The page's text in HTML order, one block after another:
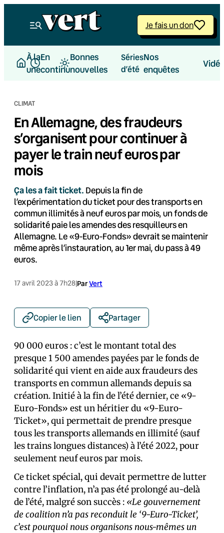
Je fais un don
À la
une
En
continu
Bonnes
nouvelles
Séries
d’été
Nos
enquêtes
CLIMAT
En Allemagne, des fraudeurs
s’organisent pour continuer à
payer le train neuf euros par
mois
Ça les a fait ticket. Depuis la fin de
l’expérimentation du ticket pour des transports en
commun illimités à neuf euros par mois, un fonds de
solidarité paie les amendes des resquilleurs en
Allemagne. Le «9-Euro-Fonds» devrait se maintenir
même après l’instauration, au 1er mai, du pass à 49
euros.
17 avril 2023 à 7h28|ParVert
Copier le lien Partager
90 000 euros : c’est le montant total des
presque 1 500 amendes payées par le fonds de
solidarité qui vient en aide aux fraudeurs des
transports en commun allemands depuis sa
création. Initié à la fin de l’été dernier, ce «9-
Euro-Fonds» est un héritier du «9-Euro-
Ticket», qui permettait de prendre presque
tous les transports allemands en illimité (sauf
les trains longues distances) à l’été 2022, pour
seulement neuf euros par mois.
Ce ticket spécial, qui devait permettre de lutter
contre l’inflation, n’a pas été prolongé au-delà
de l’été, malgré son succès : «Le gouvernement
de coalition n’a pas reconduit le ‘9-Euro-Ticket’,
c’est pourquoi nous organisons nous-mêmes un